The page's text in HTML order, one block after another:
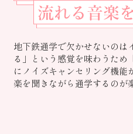
地下鉄通学で欠かせないのは
る」という感覚を味わうため
にノイズキャンセリング機
楽を聞きながら通学するのが